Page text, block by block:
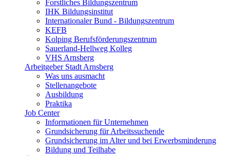
Forstliches Bildungszentrum
IHK Bildungsinstitut
Internationaler Bund - Bildungszentrum
KEFB
Kolping Berufsförderungszentrum
Sauerland-Hellweg Kolleg
VHS Arnsberg
Arbeitgeber Stadt Arnsberg
Was uns ausmacht
Stellenangebote
Ausbildung
Praktika
Job Center
Informationen für Unternehmen
Grundsicherung für Arbeitssuchende
Grundsicherung im Alter und bei Erwerbsminderung
Bildung und Teilhabe